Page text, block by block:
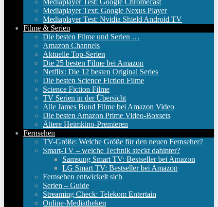
Mediaplayer Test: Google Chromecast
Mediaplayer Text: Google Nexus Player
Mediaplayer Test: Nvidia Shield Android TV
Filme & Serien
Die besten Filme und Serien …
Amazon Channels
Aktuelle Top-Serien
Die 25 besten Filme bei Amazon
Netflix: Die 12 besten Original Series
Die besten Science Fiction Filme
Science Fiction Filme
TV Serien in der Übersicht
Alle James Bond Filme bei Amazon Video
Die besten Amazon Prime Video-Boxsets
Ältere Heimkino-Premieren
Fernsehen
TV-Größe: Welche Größe für den neuen Fernseher?
Smart-TV – welche Technik steckt dahinter?
Samsung Smart TV: Bestseller bei Amazon
LG Smart TV: Bestseller bei Amazon
Fernsehen entwickelt sich
Serien – Guide
Streaming Check: Telekom Entertain
Online-Mediatheken